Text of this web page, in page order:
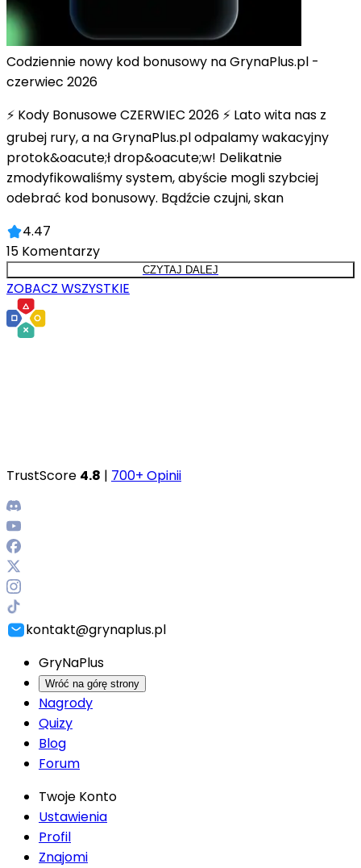
Codziennie nowy kod bonusowy na GrynaPlus.pl -
czerwiec 2026
⚡ Kody Bonusowe CZERWIEC 2026 ⚡ Lato wita nas z
grubej rury, a na GrynaPlus.pl odpalamy wakacyjny
protok&oacute;ł drop&oacute;w! Delikatnie
zmodyfikowaliśmy system, abyście mogli szybciej
odebrać kod bonusowy. Bądźcie czujni, skan
4.47
15 Komentarzy
CZYTAJ DALEJ
ZOBACZ WSZYSTKIE
TrustScore 4.8 | 700+ Opinii
kontakt@grynaplus.pl
GryNaPlus
Wróć na górę strony
Nagrody
Quizy
Blog
Forum
Twoje Konto
Ustawienia
Profil
Znajomi